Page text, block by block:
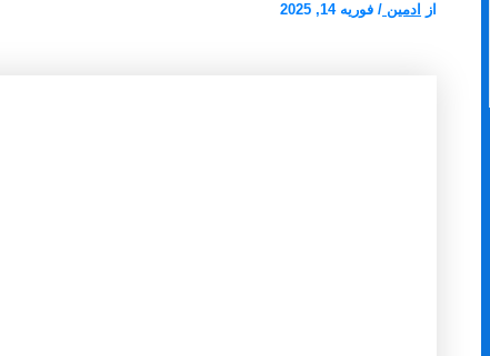
از ادمین / فوریه 14, 2025